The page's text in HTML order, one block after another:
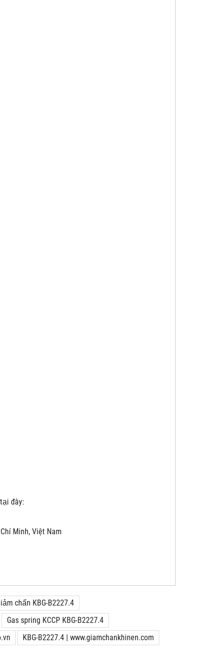
đây:
Minh, Việt Nam
chấn KBG-B2227.4
Gas spring KCCP KBG-B2227.4
KBG-B2227.4 | www.giamchankhinen.com